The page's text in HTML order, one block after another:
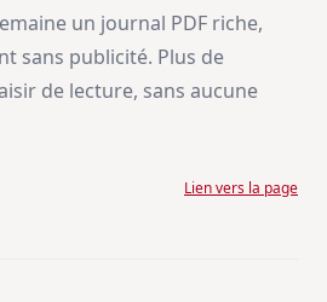
un journal PDF riche,
sans publicité. Plus de
de lecture, sans aucune
Lien vers la page